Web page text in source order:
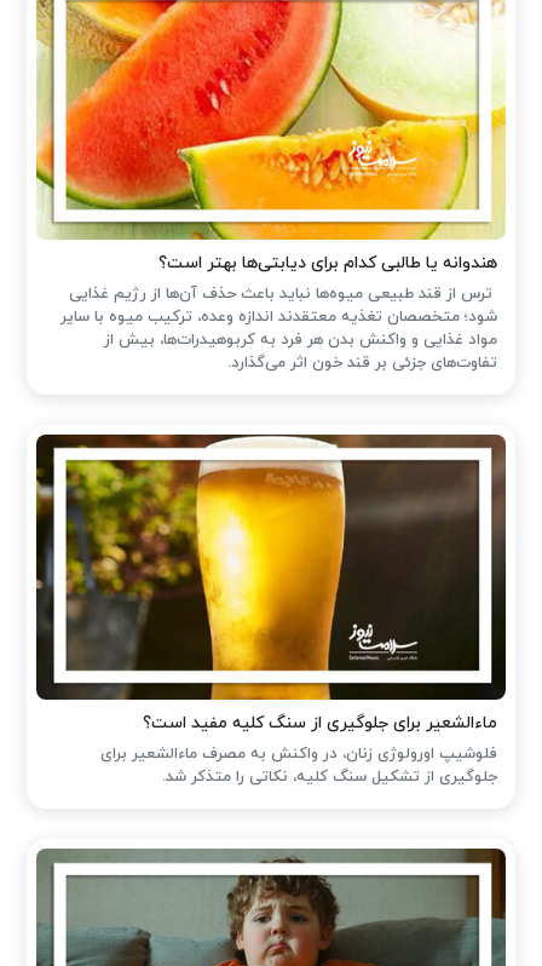
هندوانه یا طالبی کدام برای دیابتی‌ها بهتر است؟
ترس از قند طبیعی میوه‌ها نباید باعث حذف آن‌ها از رژیم غذایی
شود؛ متخصصان تغذیه معتقدند اندازه وعده، ترکیب میوه با سایر
مواد غذایی و واکنش بدن هر فرد به کربوهیدرات‌ها، بیش از
تفاوت‌های جزئی بر قند خون اثر می‌گذارد.
ماءالشعیر برای جلوگیری از سنگ کلیه مفید است؟
فلوشیپ اورولوژی زنان، در واکنش به مصرف ماءالشعیر برای
جلوگیری از تشکیل سنگ کلیه، نکاتی را متذکر شد.